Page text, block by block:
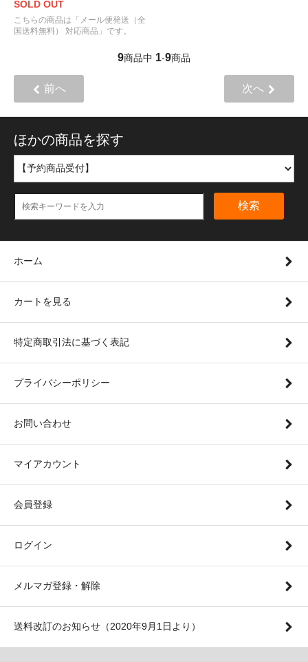
SOLD OUT
こちらの商品は「メール便発送（全
国送料無料） 対応商品」です。
9商品中 1-9商品
前へ 次へ
ほかの商品を探す
検索
ホーム
カートを見る
特定商取引法に基づく表記
プライバシーポリシー
お問い合わせ
マイアカウント
会員登録
ログイン
メルマガ登録・解除
送料改訂のお知らせ（2020年9月1日より）